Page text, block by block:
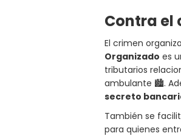
Contra el
El crimen
Organizado es
tributarios
ambulante 🏙️.
secreto
También se
para quienes